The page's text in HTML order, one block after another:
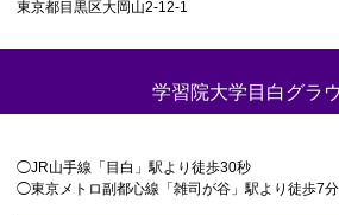
東京都目黒区大岡山2-12-1
学習院大学目白グラ
◯JR山手線「目白」駅より徒歩30秒
◯東京メトロ副都心線「雑司が谷」駅より徒歩7分